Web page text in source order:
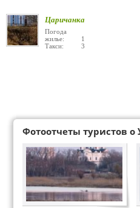
Царичанка
Погода
жилье: 1
Такси: 3
Фотоотчеты туристов о